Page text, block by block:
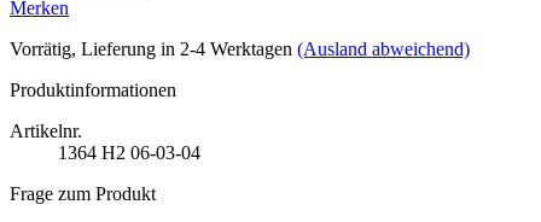
Merken
Vorrätig, Lieferung in 2-4 Werktagen (Ausland abweichend)
Produktinformationen
Artikelnr.
1364 H2 06-03-04
Frage zum Produkt